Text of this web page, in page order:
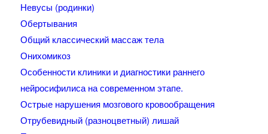
Невусы (родинки)
Обертывания
Общий классический массаж тела
Онихомикоз
Особенности клиники и диагностики раннего
нейросифилиса на современном этапе.
Острые нарушения мозгового кровообращения
Отрубевидный (разноцветный) лишай